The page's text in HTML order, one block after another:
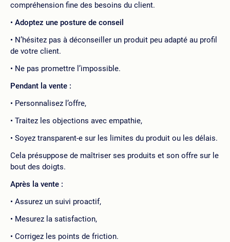
compréhension fine des besoins du client.
Adoptez une posture de conseil
N’hésitez pas à déconseiller un produit peu adapté au profil
de votre client.
Ne pas promettre l’impossible.
Pendant la vente :
Personnalisez l’offre,
Traitez les objections avec empathie,
Soyez transparent-e sur les limites du produit ou les délais.
Cela présuppose de maîtriser ses produits et son offre sur le
bout des doigts.
Après la vente :
Assurez un suivi proactif,
Mesurez la satisfaction,
Corrigez les points de friction.